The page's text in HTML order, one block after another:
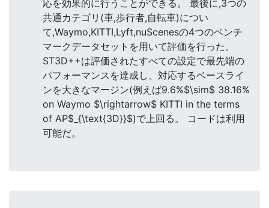
応を効果的に行うことができる。 最後に,3つの
共通カテゴリ(車,歩行者,自転車)につい
て,Waymo,KITTI,Lyft,nuScenesの4つのベンチ
マークデータセットを用いて評価を行った。
ST3D++は評価されたすべての設定で最先端の
パフォーマンスを達成し、対応するベースライ
ンを大きなマージン(例えば9.6%$\sim$ 38.16%
on Waymo $\rightarrow$ KITTI in the terms
of AP$_{\text{3D}}$)で上回る。 コードは利用
可能だ。